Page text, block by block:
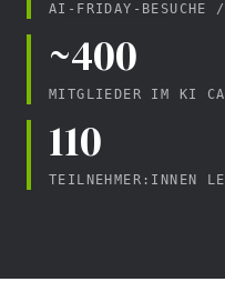
AI-FRIDAY-BESUCHE /
~400
MITGLIEDER IM KI
110
TEILNEHMER:INNEN